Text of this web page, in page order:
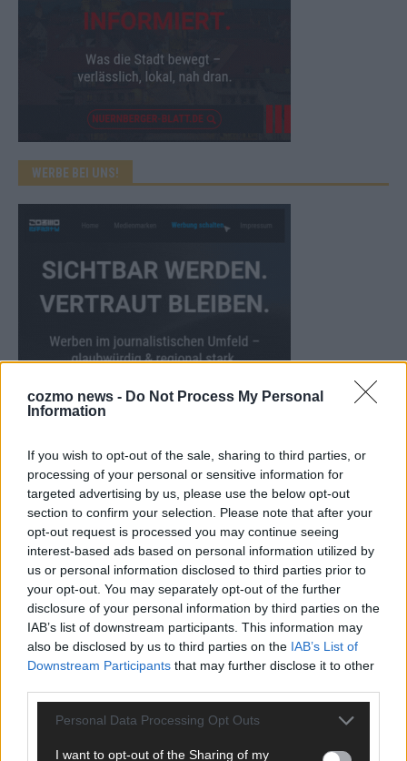
cozmo news - Do Not Process My Personal
Information
If you wish to opt-out of the sale, sharing to third parties, or
processing of your personal or sensitive information for
targeted advertising by us, please use the below opt-out
section to confirm your selection. Please note that after your
opt-out request is processed you may continue seeing
interest-based ads based on personal information utilized by
us or personal information disclosed to third parties prior to
your opt-out. You may separately opt-out of the further
disclosure of your personal information by third parties on the
IAB’s list of downstream participants. This information may
also be disclosed by us to third parties on the IAB’s List of
Downstream Participants that may further disclose it to other
Personal Data Processing Opt Outs
I want to opt-out of the Sharing of my
WERBE BEI UNS!
CHECK UNS AUF FACEBOOK
AD